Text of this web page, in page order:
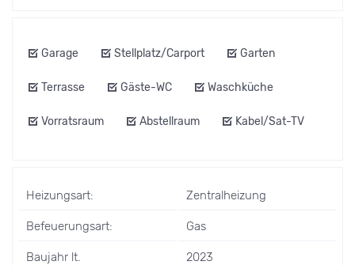
Garage Stellplatz/Carport Garten
Terrasse Gäste-WC Waschküche
Vorratsraum Abstellraum Kabel/Sat-TV
Heizungsart: Zentralheizung
Befeuerungsart: Gas
Baujahr lt.
2023